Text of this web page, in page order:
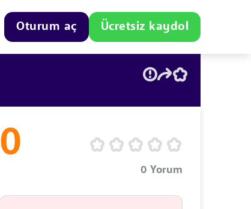
Oturum aç Ücretsiz kaydol
0
0 Yorum